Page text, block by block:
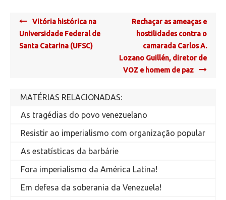
Post
navigation
Vitória histórica na
Universidade Federal de
Santa Catarina (UFSC)
Rechaçar as ameaças e
hostilidades contra o
camarada Carlos A.
Lozano Guillén, diretor de
VOZ e homem de paz
MATÉRIAS RELACIONADAS:
As tragédias do povo venezuelano
Resistir ao imperialismo com organização popular
As estatísticas da barbárie
Fora imperialismo da América Latina!
Em defesa da soberania da Venezuela!